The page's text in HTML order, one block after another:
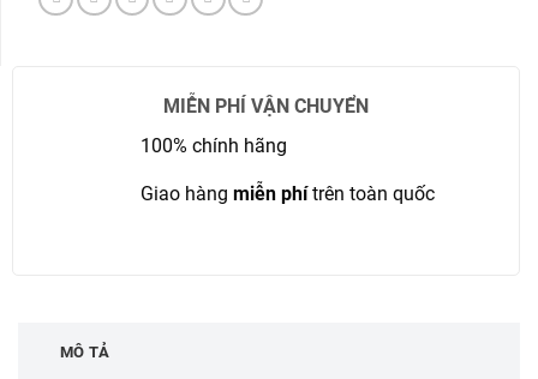
MIỄN PHÍ VẬN CHUYỂN
100% chính hãng
Giao hàng miễn phítrên toàn quốc
MÔ TẢ